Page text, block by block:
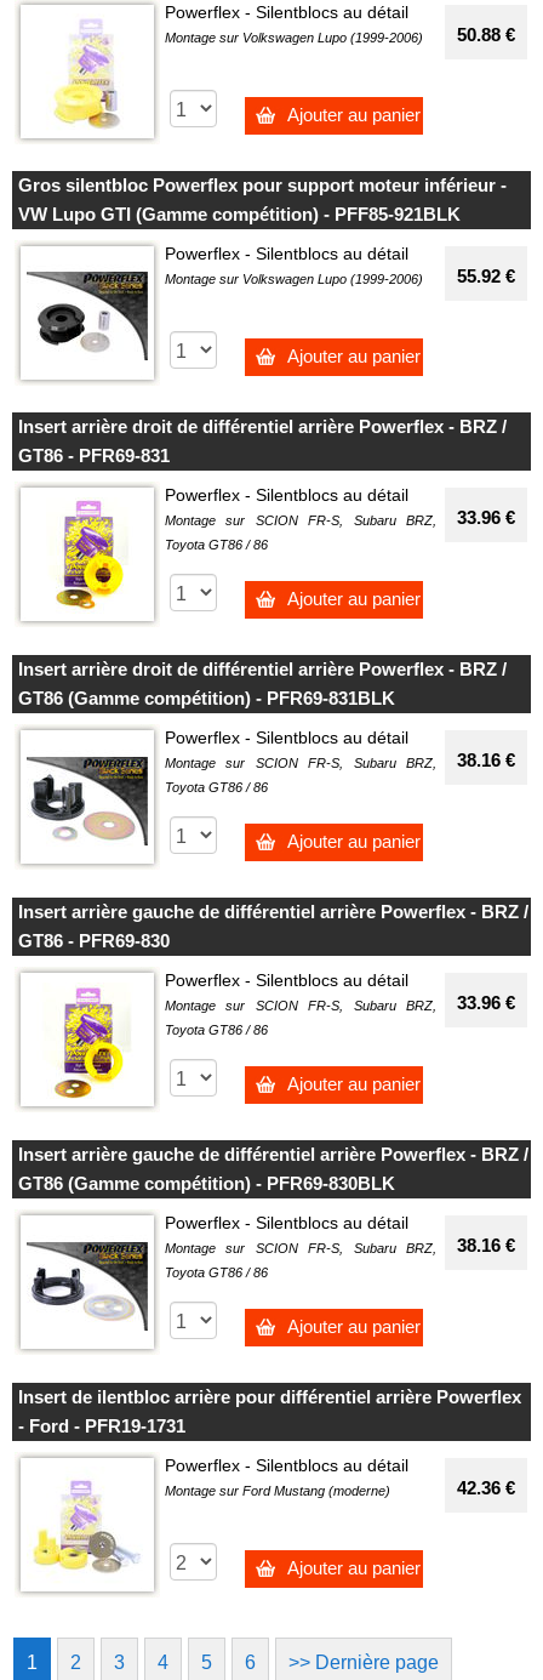
Powerflex - Silentblocs au détail
Montage sur Volkswagen Lupo (1999-2006) 50.88 €
Ajouter au panier
Gros silentbloc Powerflex pour support moteur inférieur -
VW Lupo GTI (Gamme compétition) - PFF85-921BLK
Powerflex - Silentblocs au détail
Montage sur Volkswagen Lupo (1999-2006) 55.92 €
Ajouter au panier
Insert arrière droit de différentiel arrière Powerflex - BRZ /
GT86 - PFR69-831
Powerflex - Silentblocs au détail
Montage sur SCION FR-S, Subaru BRZ,
Toyota GT86 / 86
33.96 €
Ajouter au panier
Insert arrière droit de différentiel arrière Powerflex - BRZ /
GT86 (Gamme compétition) - PFR69-831BLK
Powerflex - Silentblocs au détail
Montage sur SCION FR-S, Subaru BRZ,
Toyota GT86 / 86
38.16 €
Ajouter au panier
Insert arrière gauche de différentiel arrière Powerflex - BRZ /
GT86 - PFR69-830
Powerflex - Silentblocs au détail
Montage sur SCION FR-S, Subaru BRZ,
Toyota GT86 / 86
33.96 €
Ajouter au panier
Insert arrière gauche de différentiel arrière Powerflex - BRZ /
GT86 (Gamme compétition) - PFR69-830BLK
Powerflex - Silentblocs au détail
Montage sur SCION FR-S, Subaru BRZ,
Toyota GT86 / 86
38.16 €
Ajouter au panier
Insert de ilentbloc arrière pour différentiel arrière Powerflex
- Ford - PFR19-1731
Powerflex - Silentblocs au détail
Montage sur Ford Mustang (moderne) 42.36 €
Ajouter au panier
1 2 3 4 5 6 >> Dernière page